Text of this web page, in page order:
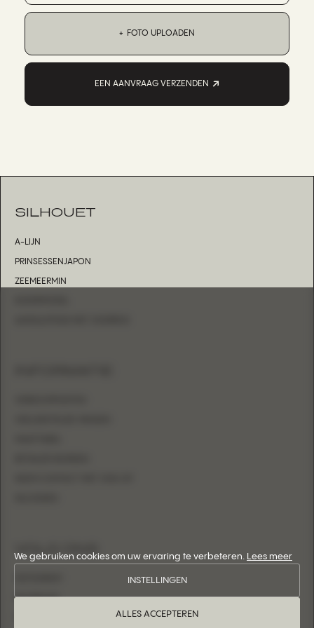
FOTO UPLOADEN
EEN AANVRAAG VERZENDEN
SILHOUET
A-LIJN
PRINSESSENJAPON
ZEEMEERMIN
FACEBOOK
We gebruiken cookies om uw ervaring te verbeteren. Lees meer
ALLES ACCEPTEREN
INSTELLINGEN